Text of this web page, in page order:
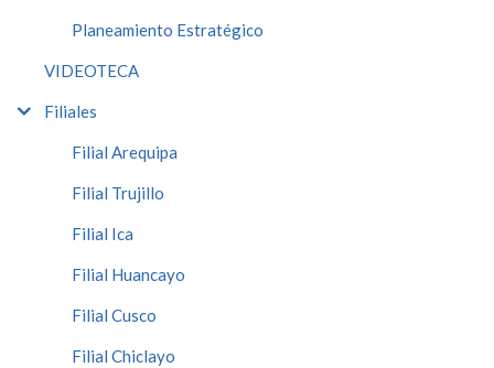
Planeamiento Estratégico
VIDEOTECA
Filiales
Filial Arequipa
Filial Trujillo
Filial Ica
Filial Huancayo
Filial Cusco
Filial Chiclayo